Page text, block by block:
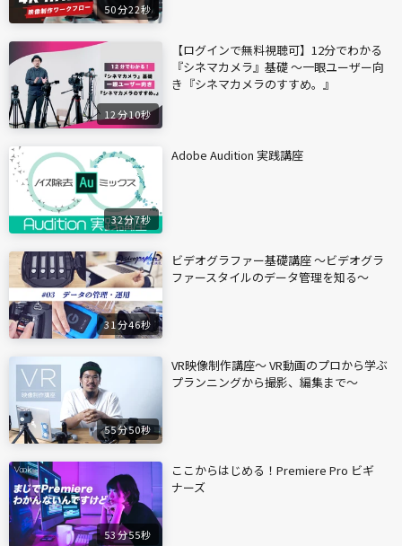
50分22秒
12分10秒
【ログインで無料視聴可】12分でわかる
『シネマカメラ』基礎 〜一眼ユーザー向
き『シネマカメラのすすめ。』
32分7秒
Adobe Audition 実践講座
31分46秒
ビデオグラファー基礎講座 〜ビデオグラ
ファースタイルのデータ管理を知る〜
55分50秒
VR映像制作講座〜 VR動画のプロから学ぶ
プランニングから撮影、編集まで〜
53分55秒
ここからはじめる！Premiere Pro ビギ
ナーズ